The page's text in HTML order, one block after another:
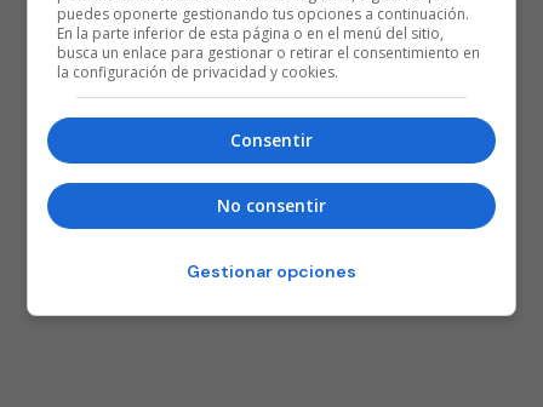
puedes oponerte gestionando tus opciones a continuación.
En la parte inferior de esta página o en el menú del sitio,
busca un enlace para gestionar o retirar el consentimiento en
la configuración de privacidad y cookies.
Consentir
No consentir
Gestionar opciones